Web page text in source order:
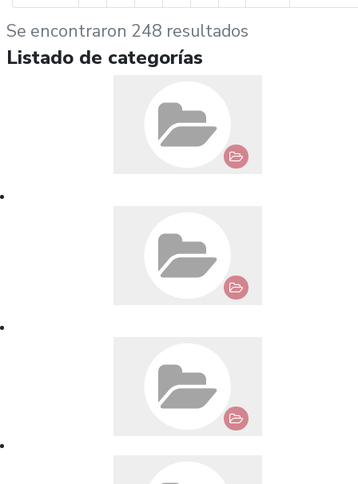
Se encontraron 248 resultados
Listado de categorías